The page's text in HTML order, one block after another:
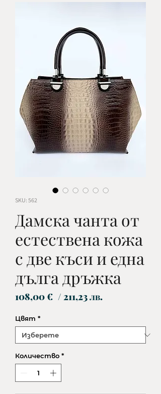
SKU: 562
Дамска чанта от
естествена кожа
с две къси и една
дълга дръжка
108,00 € / 211,23 лв.Цена
Цвят *
Количество *